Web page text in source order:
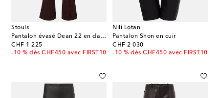
Stouls
Pantalon évasé Dean 22 en daim
CHF 1 225
original price
-10 % dès CHF450 avec FIRST10
Nili Lotan
Pantalon Shon en cuir
CHF 2 030
original price
-10 % dès CHF450 avec FIRST10